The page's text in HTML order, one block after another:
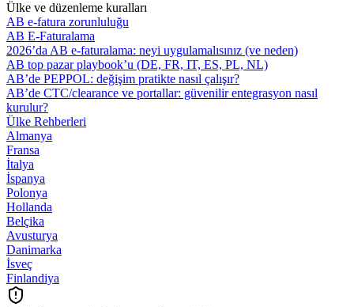
Ülke ve düzenleme kuralları
AB e-fatura zorunluluğu
AB E-Faturalama
2026’da AB e‑faturalama: neyi uygulamalısınız (ve neden)
AB top pazar playbook’u (DE, FR, IT, ES, PL, NL)
AB’de PEPPOL: değişim pratikte nasıl çalışır?
AB’de CTC/clearance ve portallar: güvenilir entegrasyon nasıl
kurulur?
Ülke Rehberleri
Almanya
Fransa
İtalya
İspanya
Polonya
Hollanda
Belçika
Avusturya
Danimarka
İsveç
Finlandiya